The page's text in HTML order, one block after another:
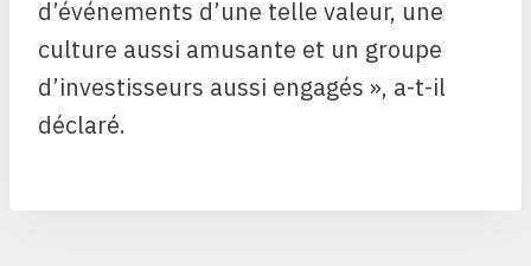
d’événements d’une telle valeur, une
culture aussi amusante et un groupe
d’investisseurs aussi engagés », a-t-il
déclaré.